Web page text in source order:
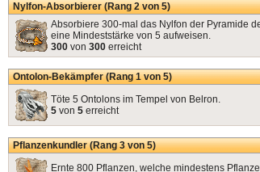
Nylfon-Absorbierer (Rang 2 von 5)
Absorbiere 300-mal das Nylfon der Pyramide
eine Mindeststärke von 5 aufweisen.
300 von 300 erreicht
Ontolon-Bekämpfer (Rang 1 von 5)
Töte 5 Ontolons im Tempel von Belron.
5 von 5 erreicht
Pflanzenkundler (Rang 3 von 5)
Ernte 800 Pflanzen, welche mindestens